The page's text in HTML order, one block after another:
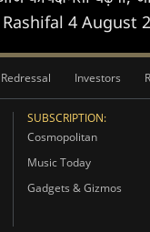
4 August
Investors
SUBSCRIPTION:
Cosmopolitan
Music Today
Gadgets & Gizmos